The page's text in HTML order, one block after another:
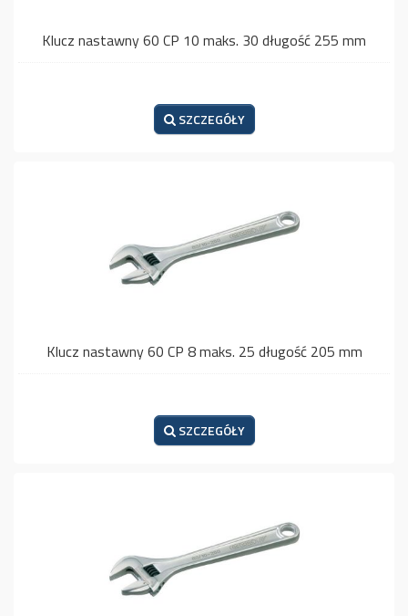
Klucz nastawny 60 CP 10 maks. 30 długość 255 mm
SZCZEGÓŁY
Klucz nastawny 60 CP 8 maks. 25 długość 205 mm
SZCZEGÓŁY